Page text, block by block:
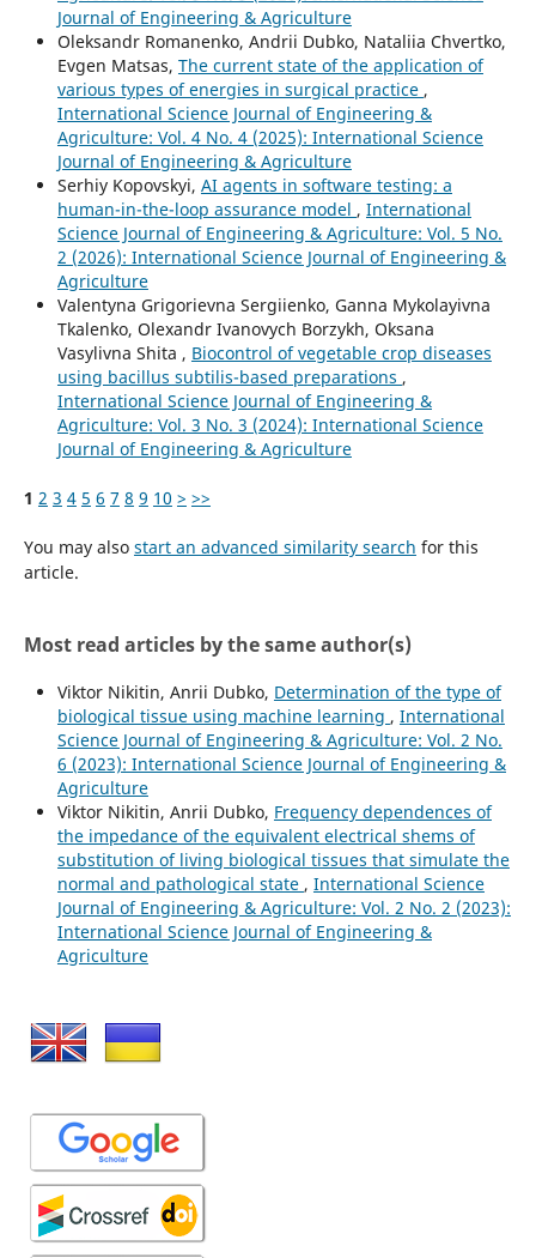
Journal of Engineering & Agriculture
Oleksandr Romanenko, Andrii Dubko, Nataliia Chvertko,
Evgen Matsas, The current state of the application of
various types of energies in surgical practice ,
International Science Journal of Engineering &
Agriculture: Vol. 4 No. 4 (2025): International Science
Journal of Engineering & Agriculture
Serhiy Kopovskyi, AI agents in software testing: a
human-in-the-loop assurance model , International
Science Journal of Engineering & Agriculture: Vol. 5 No.
2 (2026): International Science Journal of Engineering &
Agriculture
Valentyna Grigorievna Sergiienko, Ganna Mykolayivna
Tkalenko, Оlexandr Ivanovych Borzykh, Oksana
Vasуlivna Shita , Biocontrol of vegetable crop diseases
using bacillus subtilis-based preparations ,
International Science Journal of Engineering &
Agriculture: Vol. 3 No. 3 (2024): International Science
Journal of Engineering & Agriculture
1 2 3 4 5 6 7 8 9 10 > >>
You may also start an advanced similarity search for this
article.
Most read articles by the same author(s)
Viktor Nikitin, Anrii Dubko, Determination of the type of
biological tissue using machine learning , International
Science Journal of Engineering & Agriculture: Vol. 2 No.
6 (2023): International Science Journal of Engineering &
Agriculture
Viktor Nikitin, Anrii Dubko, Frequency dependences of
the impedance of the equivalent electrical shems of
substitution of living biological tissues that simulate the
normal and pathological state , International Science
Journal of Engineering & Agriculture: Vol. 2 No. 2 (2023):
International Science Journal of Engineering &
Agriculture